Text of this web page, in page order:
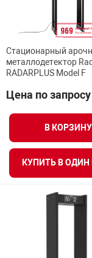
Стационарный
металлодетектор
RADARPLUS Model F
Цена по запросу
В КОРЗИНУ
КУПИТЬ В ОДИН